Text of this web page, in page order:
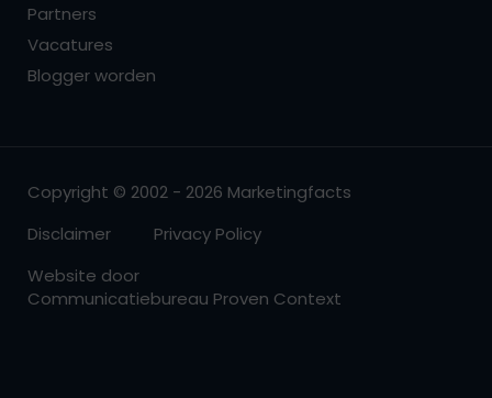
Partners
Vacatures
Blogger worden
Copyright © 2002 - 2026 Marketingfacts
Disclaimer
Privacy Policy
Website door
Communicatiebureau Proven Context